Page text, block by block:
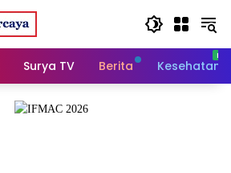
Surya TV Berita Kesehatan